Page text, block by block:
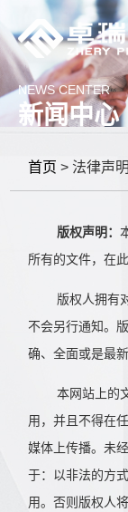
NEWS CENTER
新闻中心
首页 > 法律声明
版权声明：
所有的文件，在
版权人拥有
不会另行通知。
确、全面或是最新
本网站上的
用，并且不得在
媒体上传播。未
于：以非法的方
用。否则版权人